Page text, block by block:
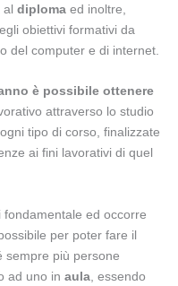
al diploma ed inoltre,
obiettivi formativi da
del computer e di internet.
è possibile ottenere
attraverso lo studio
tipo di corso, finalizzate
ai fini lavorativi di quel
ed occorre
per poter fare il
sempre più persone
ad uno in aula , essendo